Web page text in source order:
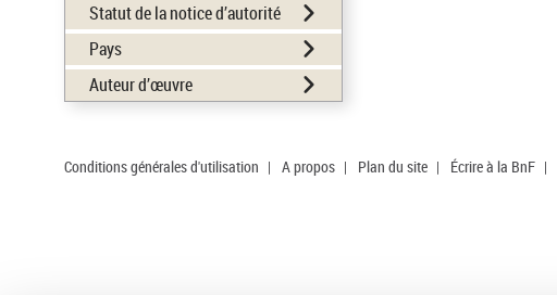
Statut de la notice d’autorité
Pays
Auteur d’œuvre
Conditions générales d'utilisation | A propos | Plan du site | Écrire à la BnF |